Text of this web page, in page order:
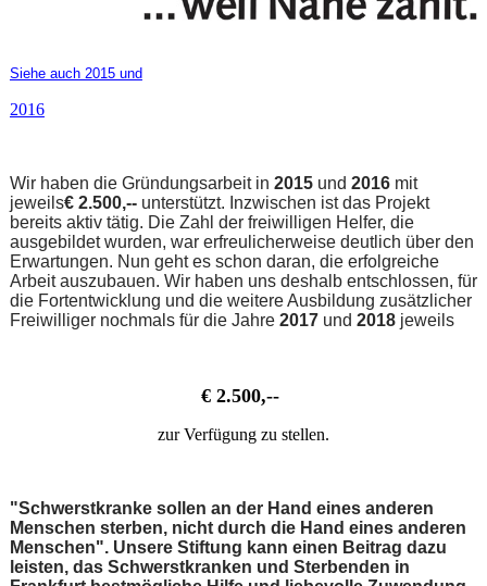
Siehe auch 2015 und
2016
Wir haben die Gründungsarbeit in 2015und 2016mit
jeweils€ 2.500,--unterstützt. Inzwischen ist das Projekt
bereits aktiv tätig. Die Zahl der freiwilligen Helfer, die
ausgebildet wurden, war erfreulicherweise deutlich über den
Erwartungen. Nun geht es schon daran, die erfolgreiche
Arbeit auszubauen. Wir haben uns deshalb entschlossen, für
die Fortentwicklung und die weitere Ausbildung zusätzlicher
Freiwilliger nochmals für die Jahre 2017und 2018jeweils
€ 2.500,--
zur Verfügung zu stellen.
"Schwerstkranke sollen an der Hand eines anderen
Menschen sterben, nicht durch die Hand eines anderen
Menschen". Unsere Stiftung kann einen Beitrag dazu
leisten, das Schwerstkranken und Sterbenden in